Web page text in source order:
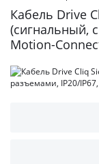
Кабель Drive
(сигнальный,
Motion-